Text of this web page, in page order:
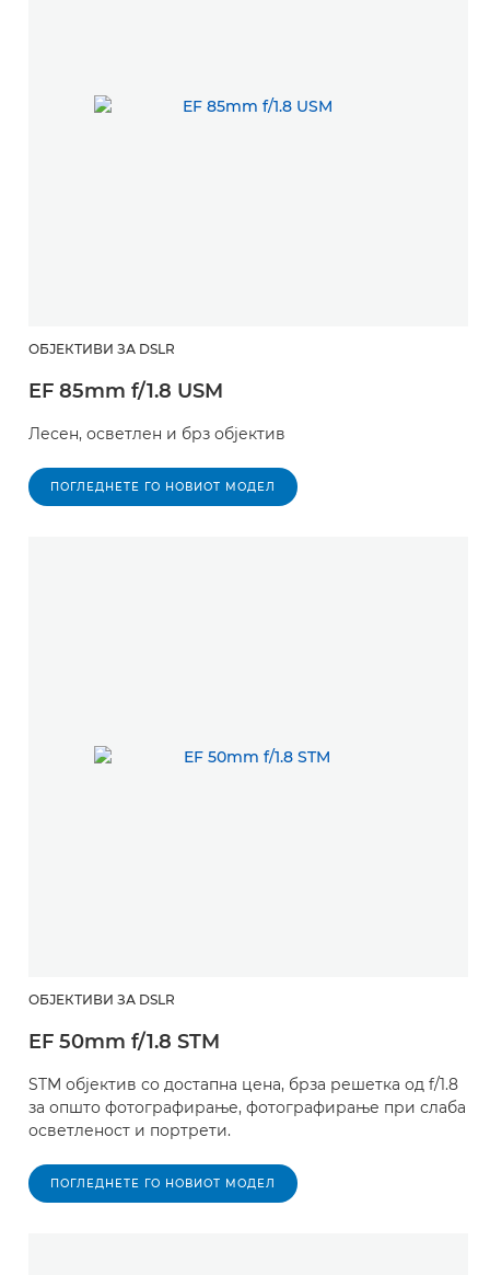
ОБЈЕКТИВИ ЗА DSLR
EF 85mm f/1.8 USM
Лесен, осветлен и брз објектив
ПОГЛЕДНЕТЕ ГО НОВИОТ МОДЕЛ
ОБЈЕКТИВИ ЗА DSLR
EF 50mm f/1.8 STM
STM објектив со достапна цена, брза решетка од f/1.8
за општо фотографирање, фотографирање при слаба
осветленост и портрети.
ПОГЛЕДНЕТЕ ГО НОВИОТ МОДЕЛ